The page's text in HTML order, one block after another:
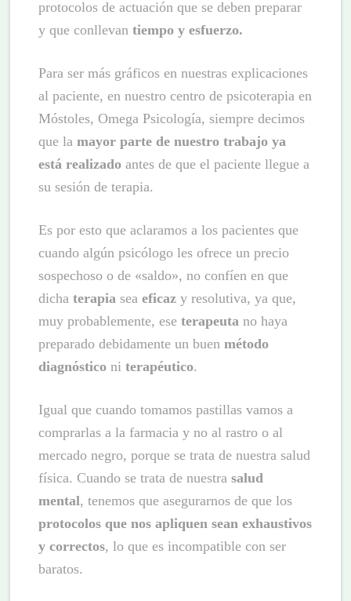
protocolos de actuación que se deben preparar
y que conllevantiempo y esfuerzo.
Para ser más gráficos en nuestras explicaciones
al paciente, en nuestro centro de psicoterapia en
Móstoles, Omega Psicología, siempre decimos
que lamayor parte de nuestro trabajo ya
está realizado antes de que el paciente llegue a
su sesión de terapia.
Es por esto que aclaramos a los pacientes que
cuando algún psicólogo les ofrece un precio
sospechoso o de «saldo», no confíen en que
dicha terapia seaeficaz y resolutiva, ya que,
muy probablemente, eseterapeuta no haya
preparado debidamente un buenmétodo
diagnósticoniterapéutico.
Igual que cuando tomamos pastillas vamos a
comprarlas a la farmacia y no al rastro o al
mercado negro, porque se trata de nuestra salud
física. Cuando se trata de nuestrasalud
mental, tenemos que asegurarnos de que los
protocolos que nos apliquen sean exhaustivos
y correctos, lo que es incompatible con ser
baratos.